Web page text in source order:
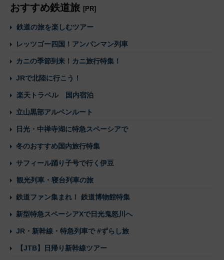
おすすめ鉄道旅 [PR]
鉄道の旅を楽しむツアー
レッツゴー四国！アンパンマン列車
カニの季節到来！カニ旅行特集！
JRで北陸に行こう！
楽天トラベル 国内宿泊
立山黒部アルペンルート
日光・中禅寺湖に特急スペーシアで
冬のおすすめ国内旅行特集
サフィール踊り子号で行く伊豆
観光列車・寝台列車の旅
鉄道ファン集まれ！ 鉄道博物館特集
新型特急スペーシアXで日光鬼怒川へ
JR・新幹線・特急列車で #ずらし旅
【JTB】日帰り新幹線ツアー